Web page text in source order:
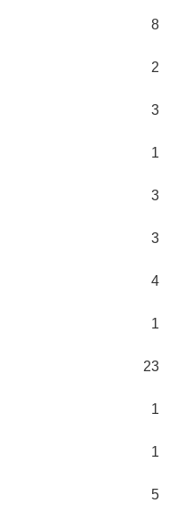
8
2
3
1
3
3
4
1
23
1
1
5